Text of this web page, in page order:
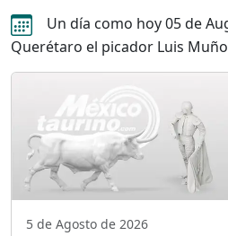
Un día como hoy 05 de
Querétaro el picador Luis
5 de Agosto de 2026